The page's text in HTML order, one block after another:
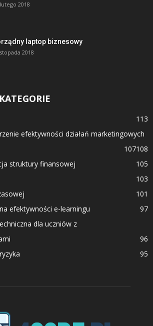
2018
laptop biznesowy
2018
113
efektywności działań marketingowych
108
107
struktury finansowej
105
103
101
efektywności e-learningu
97
dla uczniów z
96
95